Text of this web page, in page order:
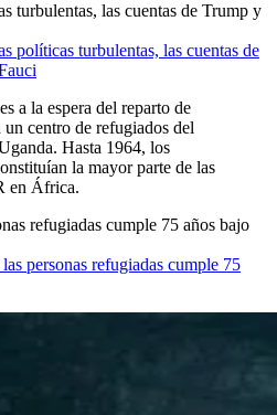
turbulentas, las cuentas de Trump y
políticas turbulentas, las cuentas de
refugiadas cumple 75 años bajo
personas refugiadas cumple 75